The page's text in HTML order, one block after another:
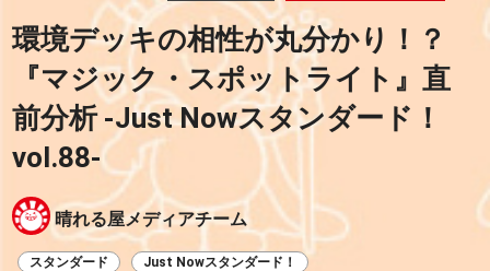
環境デッキの相性が丸分かり！？
『マジック・スポットライト』直
前分析 -Just Nowスタンダード！
vol.88-
晴れる屋メディアチーム
スタンダード Just Nowスタンダード！